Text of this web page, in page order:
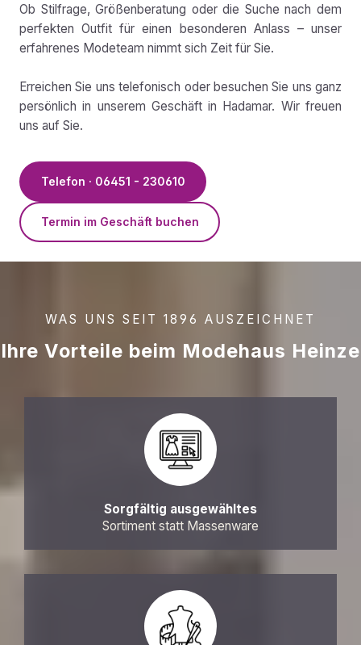
Ob Stilfrage, Größenberatung oder die Suche nach dem
perfekten Outfit für einen besonderen Anlass – unser
erfahrenes Modeteam nimmt sich Zeit für Sie.
Erreichen Sie uns telefonisch oder besuchen Sie uns ganz
persönlich in unserem Geschäft in Hadamar. Wir freuen
uns auf Sie.
Telefon · 06451 - 230610
Termin im Geschäft buchen
WAS UNS SEIT 1896 AUSZEICHNET
Ihre Vorteile beim Modehaus Heinze
Sorgfältig ausgewähltes
Sortiment statt Massenware